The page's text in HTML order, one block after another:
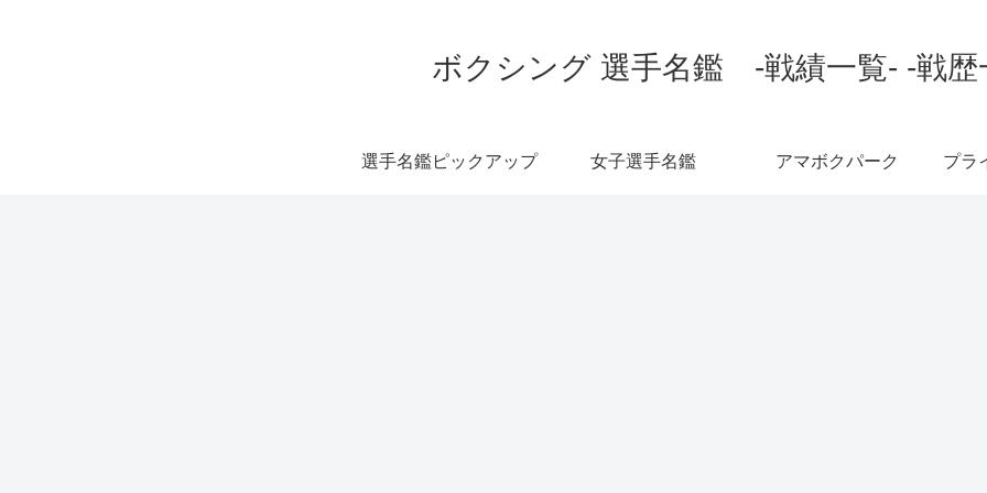
ボクシング 選手名鑑 -戦績一覧- -戦歴
選手名鑑ピックアップ 女子選手名鑑 アマボクパーク プラ